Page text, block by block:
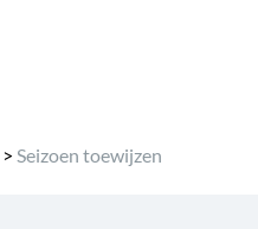
> Seizoen toewijzen